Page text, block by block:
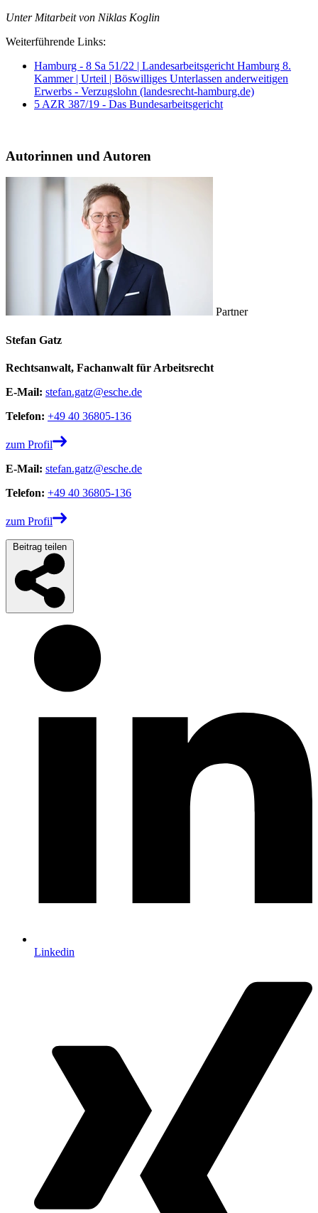
Unter Mitarbeit von Niklas Koglin
Weiterführende Links:
Hamburg - 8 Sa 51/22 | Landesarbeitsgericht Hamburg 8.
Kammer | Urteil | Böswilliges Unterlassen anderweitigen
Erwerbs - Verzugslohn (landesrecht-hamburg.de)
5 AZR 387/19 - Das Bundesarbeitsgericht
Autorinnen und Autoren
Partner
Stefan Gatz
Rechtsanwalt, Fachanwalt für Arbeitsrecht
E-Mail: stefan.gatz@esche.de
Telefon: +49 40 36805-136
zum Profil
E-Mail: stefan.gatz@esche.de
Telefon: +49 40 36805-136
zum Profil
Beitrag teilen
Linkedin